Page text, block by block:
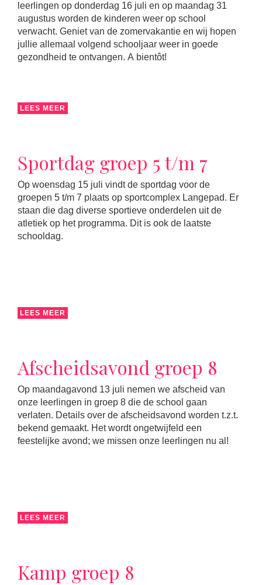
leerlingen op donderdag 16 juli en op maandag 31
augustus worden de kinderen weer op school
verwacht. Geniet van de zomervakantie en wij hopen
jullie allemaal volgend schooljaar weer in goede
gezondheid te ontvangen. A bientôt!
LEES MEER
Sportdag groep 5 t/m 7
Op woensdag 15 juli vindt de sportdag voor de
groepen 5 t/m 7 plaats op sportcomplex Langepad. Er
staan die dag diverse sportieve onderdelen uit de
atletiek op het programma. Dit is ook de laatste
schooldag.
LEES MEER
Afscheidsavond groep 8
Op maandagavond 13 juli nemen we afscheid van
onze leerlingen in groep 8 die de school gaan
verlaten. Details over de afscheidsavond worden t.z.t.
bekend gemaakt. Het wordt ongetwijfeld een
feestelijke avond; we missen onze leerlingen nu al!
LEES MEER
Kamp groep 8